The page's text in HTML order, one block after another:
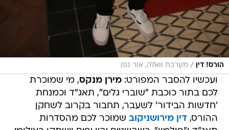
הורס! דין / מערכת וואלה, אור גפן
ועכשיו להסבר המפורט:מירן מנקס, מי שמוכרת
לכם בתור כוכבת "שוברי גלים", תאג"ד וכמנחת
'חדשות הבידור' לשעבר, תחבור בקרוב לשחקן
ההורס, דין מירושניקוב שמוכר לכם מהסדרות